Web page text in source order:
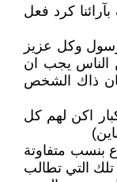
كرد فعل
وكل عزيز
الناس يجب ان
كان ذاك الشخص
اكن لهم كل
بنسب متفاوتة
.. مثل تلك التي تطالب